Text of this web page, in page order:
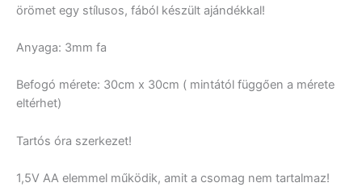
örömet egy stílusos, fából készült ajándékkal!
Anyaga: 3mm fa
Befogó mérete: 30cm x 30cm ( mintától függően a mérete
eltérhet)
Tartós óra szerkezet!
1,5V AA elemmel működik, amit a csomag nem tartalmaz!